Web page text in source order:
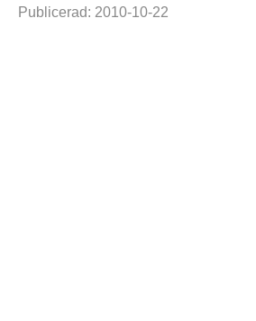
Publicerad: 2010-10-22